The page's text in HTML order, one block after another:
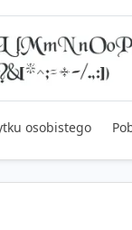
osobistego